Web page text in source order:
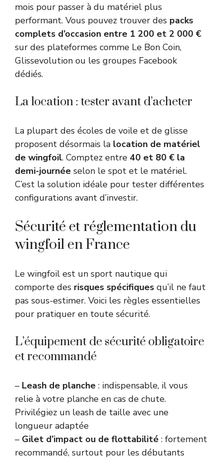
mois pour passer à du matériel plus
performant. Vous pouvez trouver des packs
complets d’occasion entre 1 200 et 2 000 €
sur des plateformes comme Le Bon Coin,
Glissevolution ou les groupes Facebook
dédiés.
La location : tester avant d’acheter
La plupart des écoles de voile et de glisse
proposent désormais la location de matériel
de wingfoil. Comptez entre 40 et 80 € la
demi-journée selon le spot et le matériel.
C’est la solution idéale pour tester différentes
configurations avant d’investir.
Sécurité et réglementation du
wingfoil en France
Le wingfoil est un sport nautique qui
comporte des risques spécifiques qu’il ne faut
pas sous-estimer. Voici les règles essentielles
pour pratiquer en toute sécurité.
L’équipement de sécurité obligatoire
et recommandé
– Leash de planche : indispensable, il vous
relie à votre planche en cas de chute.
Privilégiez un leash de taille avec une
longueur adaptée
– Gilet d’impact ou de flottabilité : fortement
recommandé, surtout pour les débutants